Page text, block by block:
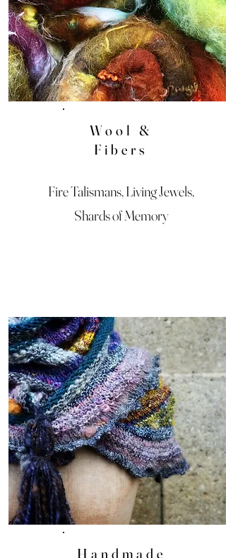
Wool &
Fibers
Fire Talismans, Living Jewels,
Shards of Memory
Handmade